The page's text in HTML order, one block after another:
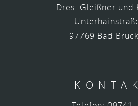
Dres. Gleißner und
97769 Bad